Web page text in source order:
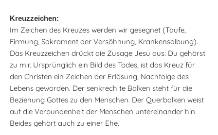
Kreuzzeichen:
Im Zeichen des Kreuzes werden wir gesegnet (Taufe,
Firmung, Sakrament der Versöhnung, Krankensalbung).
Das Kreuzzeichen drückt die Zusage Jesu aus: Du gehörst
zu mir. Ursprünglich ein Bild des Todes, ist das Kreuz für
den Christen ein Zeichen der Erlösung, Nachfolge des
Lebens geworden. Der senkrech te Balken steht für die
Beziehung Gottes zu den Menschen. Der Querbalken weist
auf die Verbundenheit der Menschen untereinander hin.
Beides gehört auch zu einer Ehe.